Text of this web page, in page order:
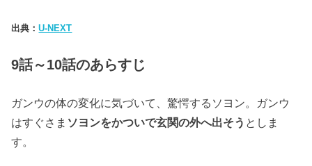
出典：U-NEXT
9話～10話のあらすじ
ガンウの体の変化に気づいて、驚愕するソヨン。ガンウ
はすぐさま ソヨンをかついで玄関の外へ出そう としま
す。